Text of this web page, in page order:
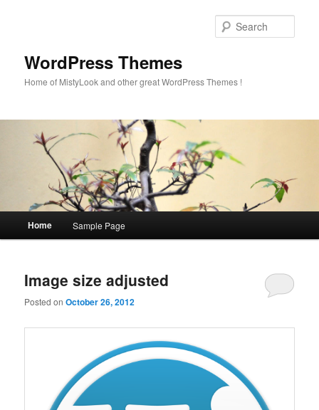
WordPress Themes
Home of MistyLook and other great WordPress Themes !
Skip
primary
Skip
secondary
Home Sample Page
Image size adjusted
Posted onOctober 26, 2012